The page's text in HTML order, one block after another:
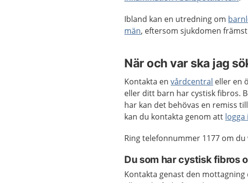
Ibland kan en utredning om
män, eftersom sjukdomen
När och var ska jag
Kontakta envårdcentral eller en
eller ditt barn har cystisk fibros.
har kan det behövas en remiss
kan du kontakta genom att logga
Ring telefonnummer 1177 om
Du som har cystisk fibros
Kontakta genast den